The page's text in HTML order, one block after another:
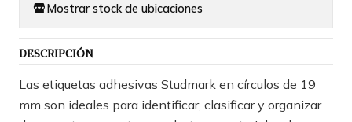
Mostrar stock de ubicaciones
DESCRIPCIÓN
Las etiquetas adhesivas Studmark en círculos de 19
mm son ideales para identificar, clasificar y organizar